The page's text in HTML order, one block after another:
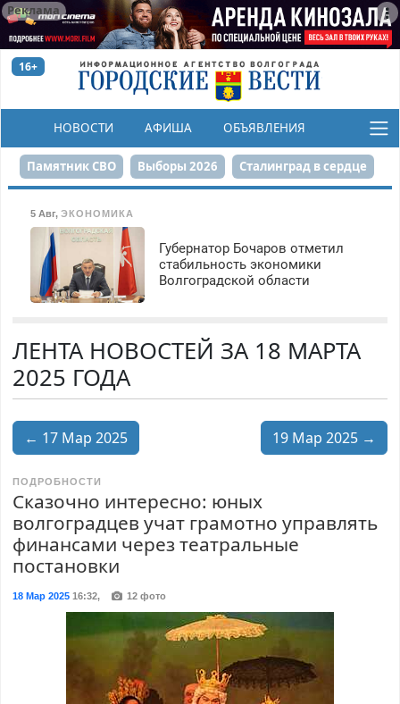
Реклама
16+
НОВОСТИ АФИША ОБЪЯВЛЕНИЯ
КОНКУРСЫ
Памятник СВО Выборы 2026 Сталинград в сердце
Реконструкция ЦПКиО На службе городу
80-летие Победы Парк Героев-летчиков
5 Авг, ЭКОНОМИКА
Губернатор Бочаров отметил
стабильность экономики
Волгоградской области
ЛЕНТА НОВОСТЕЙ ЗА 18 МАРТА
2025 ГОДА
← 17 Мар 2025 19 Мар 2025 →
ПОДРОБНОСТИ
Сказочно интересно: юных
волгоградцев учат грамотно управлять
финансами через театральные
постановки
18 Мар 202516:32, 12 фото